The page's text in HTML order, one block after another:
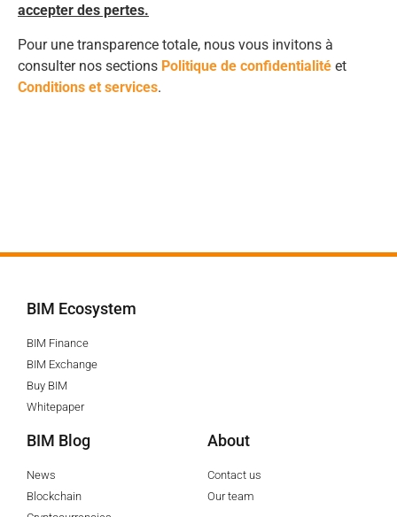
accepter des pertes.
Pour une transparence totale, nous vous invitons à
consulter nos sections Politique de confidentialité et
Conditions et services.
BIM Ecosystem
BIM Finance
BIM Exchange
Buy BIM
Whitepaper
BIM Blog
News
Blockchain
About
Contact us
Our team